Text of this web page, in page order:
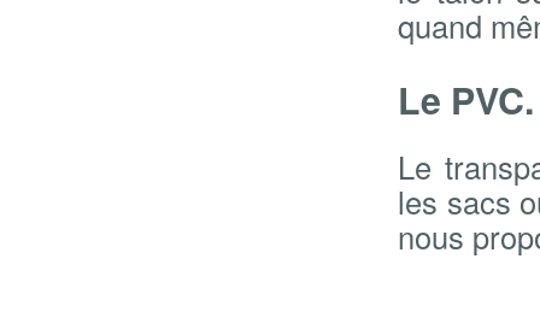
quand
Le PVC.
Le
les sacs
nous